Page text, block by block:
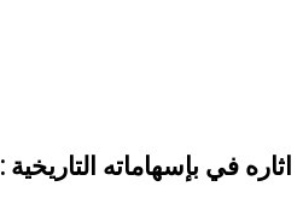
اثاره في بإسهاماته التاريخية :